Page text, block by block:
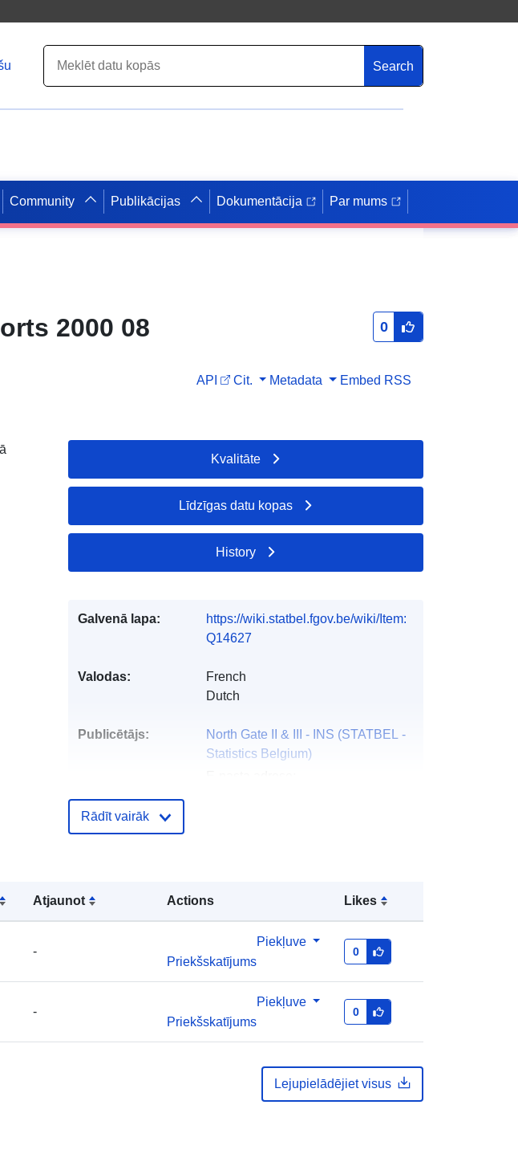
Search
Community Publikācijas Dokumentācija Par mums
2000 08 0
API Cit. Metadata Embed RSS
Atjaunot Actions Likes
-
Piekļuve
Priekšskatījums
0
-
Piekļuve
Priekšskatījums
0
Lejupielādējiet visus
Kvalitāte
Līdzīgas datu kopas
History
Galvenā lapa:
https://wiki.statbel.fgov.be/wiki/Item:
Q14627
Valodas:
French
Dutch
Publicētājs:
North Gate II & III - INS (STATBEL -
Statistics Belgium)
E-pasta adrese:
mailto:statbel@economie.fgov.be
https://statbel.fgov.be/en
https://statbel.fgov.be/de
https://statbel.fgov.be/nl
https://statbel.fgov.be/fr
Kataloga
Pievienots data.europa.eu: 14 February
Jaunākā informācija par Data.europa.eu:
30 July 2026
Rādīt vairāk